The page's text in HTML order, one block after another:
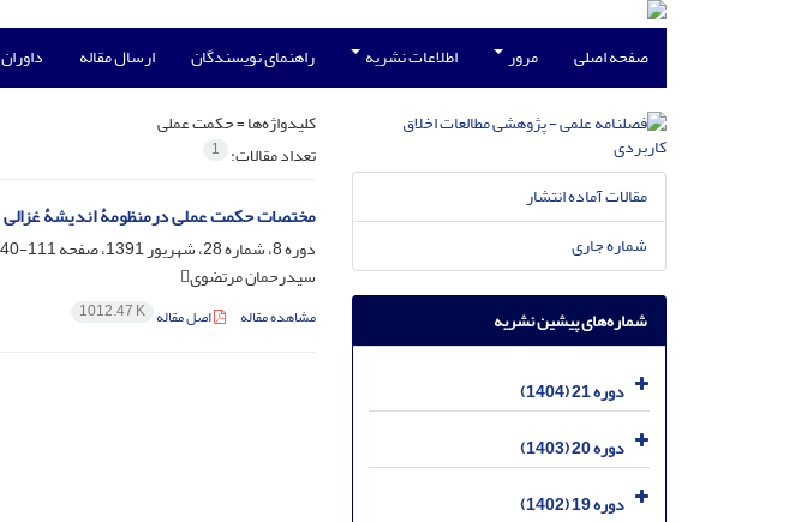
صفحه اصلی مرور اطلاعات نشریه راهنمای نویسندگان ارسال مقاله داوران
کلیدواژه‌ها =حکمت عملی
تعداد مقالات: 1
مختصات حکمت عملی درمنظومۀ اندیشۀ غزالی
دوره 8، شماره 28، شهریور 1391، صفحه
111-140
سیدرحمان مرتضوی
مشاهده مقاله اصل مقاله 1012.47 K
مقالات آماده انتشار
شماره جاری
شماره‌های پیشین نشریه
دوره 21 (1404)
دوره 20 (1403)
دوره 19 (1402)